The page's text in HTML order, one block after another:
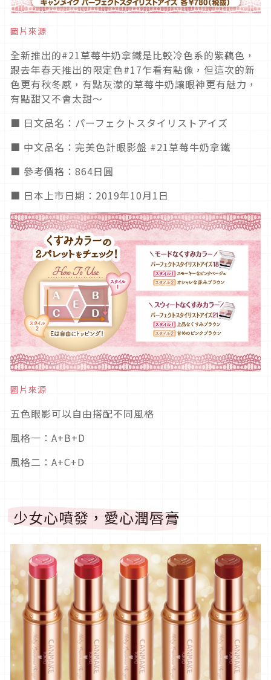
圖片來源
全新推出的#21草莓牛奶拿鐵是比較冷色系的紫藕色，
跟去年春天推出的限定色#17乍看有點像，但這次的新
色更有秋冬感，有點灰濛的草莓牛奶讓眼神更有魅力，
有點甜又不會太甜～
■ 日文品名：パーフェクトスタイリストアイズ
■ 中文品名：完美色計眼影盤 #21草莓牛奶拿鐵
■ 參考價格：864日圓
■ 日本上市日期：2019年10月1日
圖片來源
五色眼影可以自由搭配不同風格
風格一：A+B+D
風格二：A+C+D
少女心噴發，愛心潤唇膏